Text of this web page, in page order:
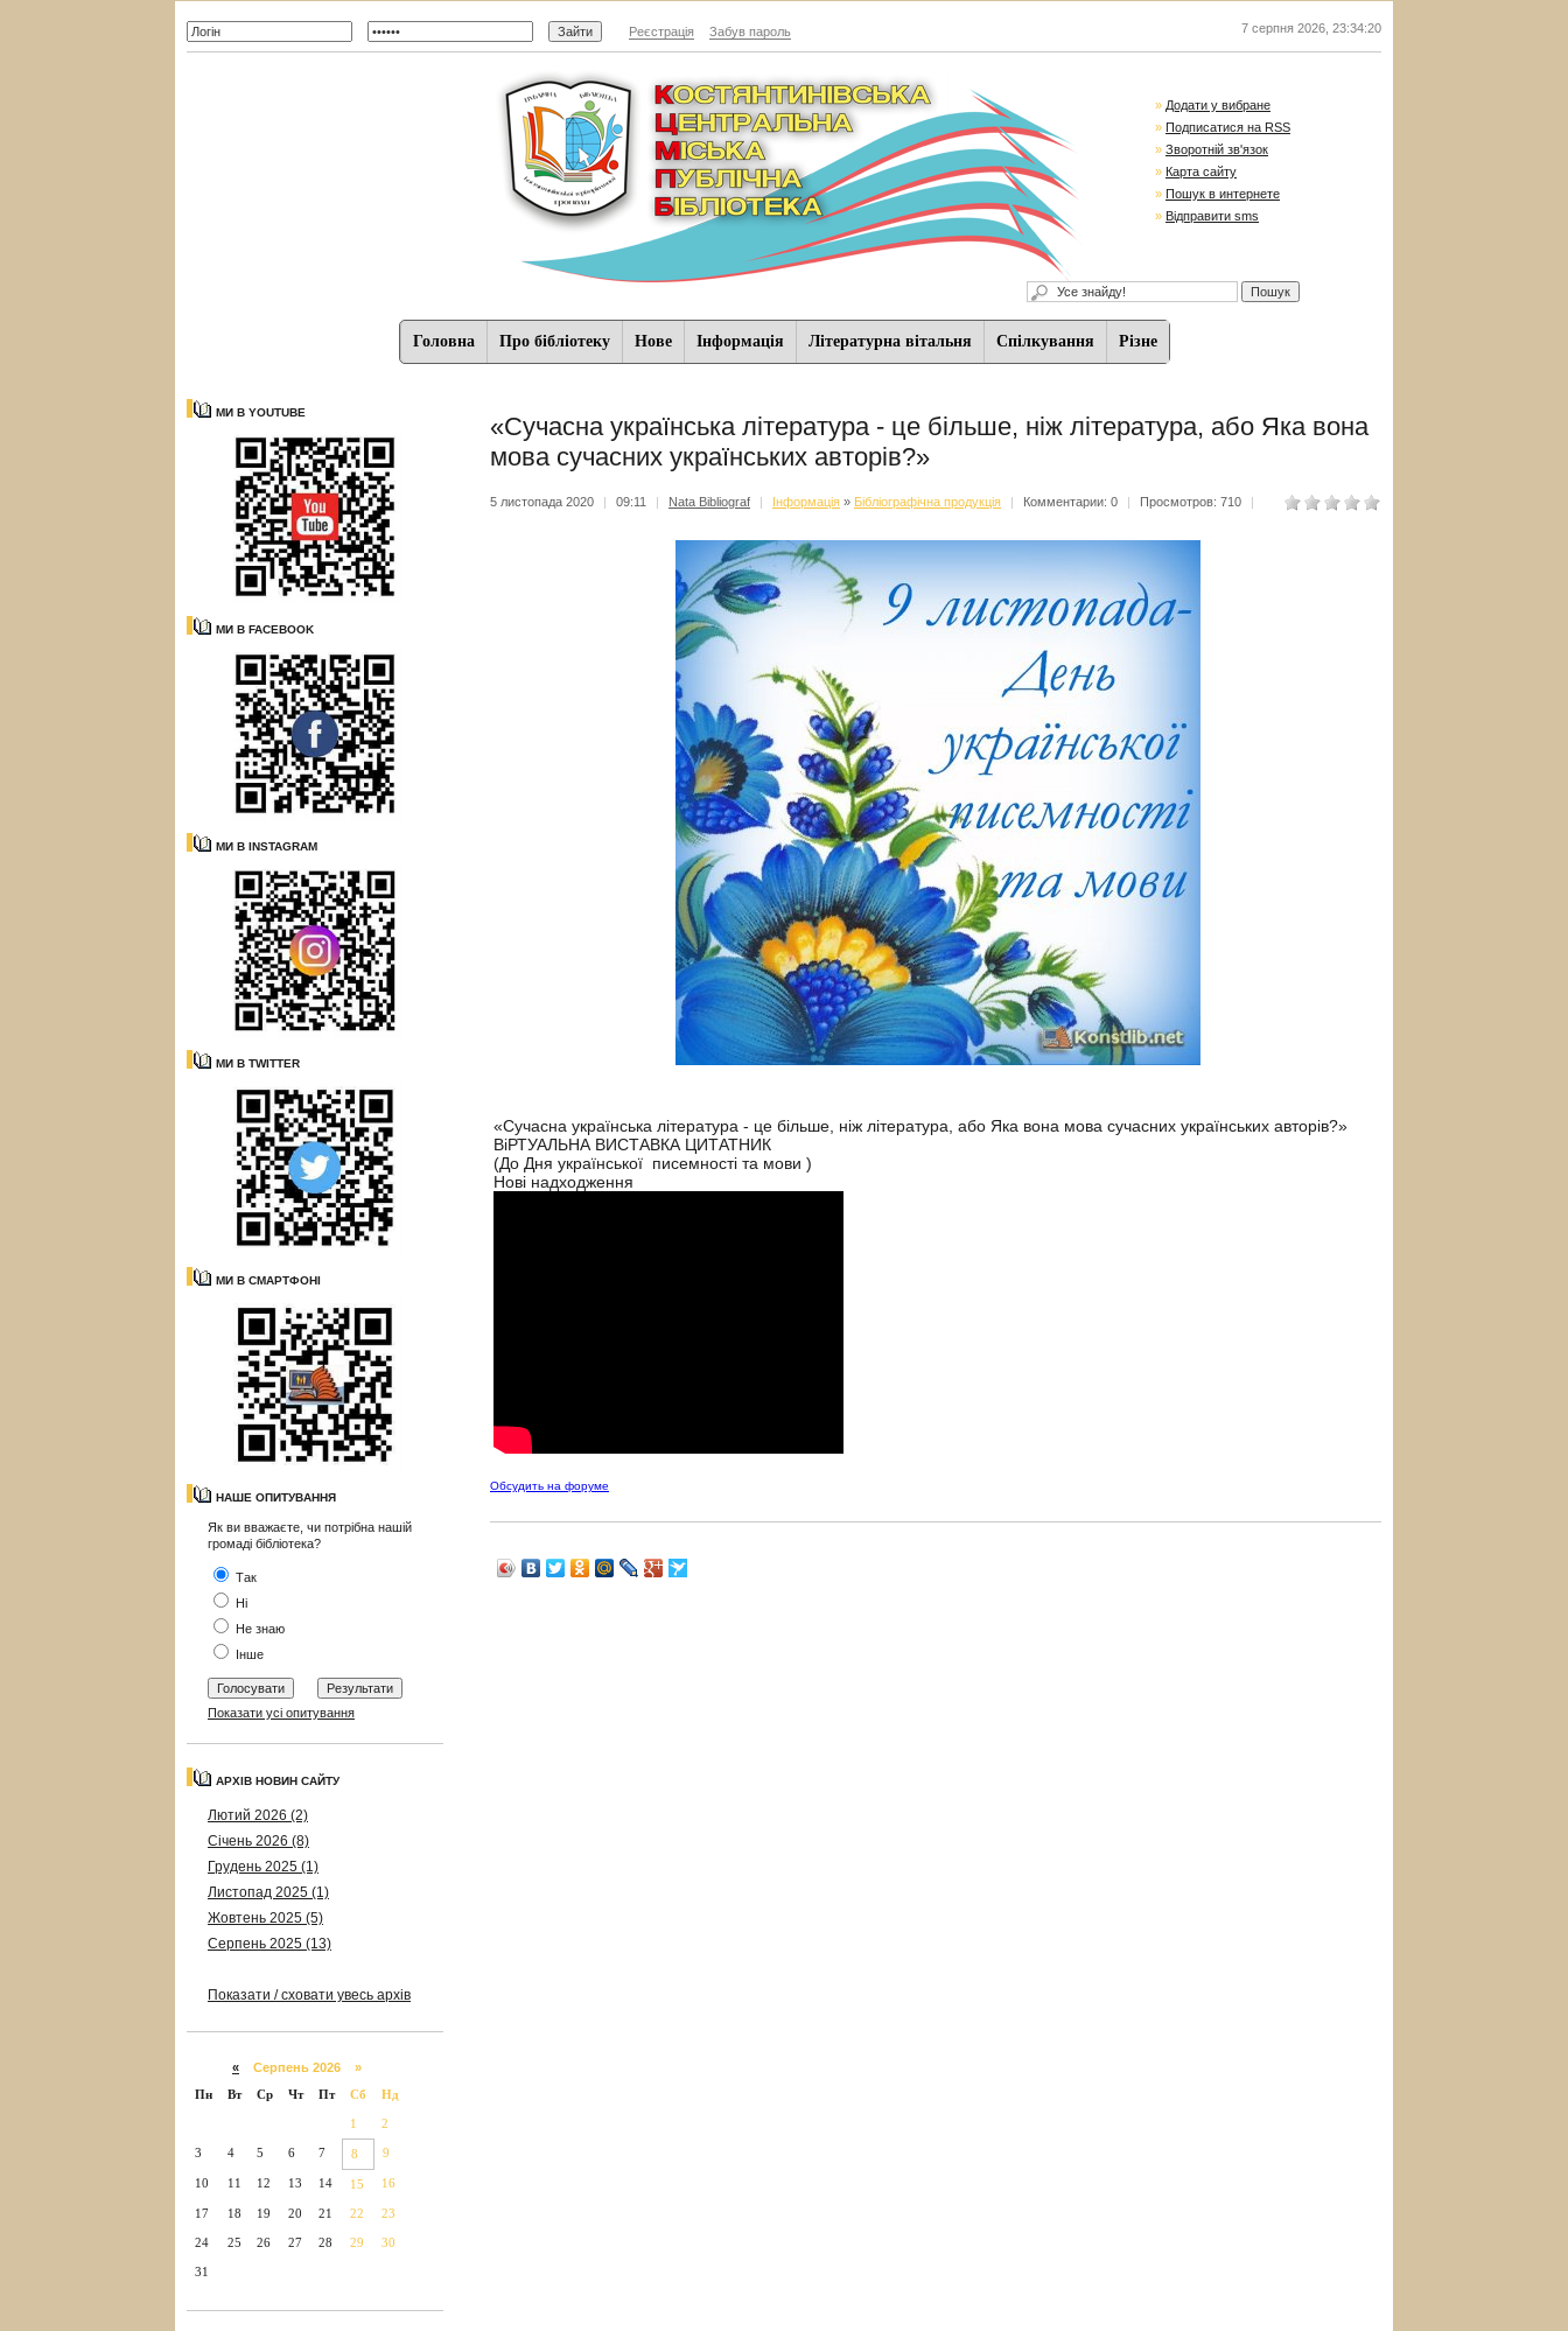
Реєстрація Забув пароль 7 серпня 2026 23:34:21
» Додати у вибране
» Подписатися на RSS
» Зворотній зв'язок
» Карта сайту
» Пошук в интернете
» Відправити sms
Головна Про бібліотеку Нове Iнформацiя Літературна вітальня Спiлкування Різне
МИ В YOUTUBE
МИ В FACEBOOK
МИ В INSTAGRAM
МИ В TWITTER
МИ В СМАРТФОНІ
НАШЕ ОПИТУВАННЯ
Як ви вважаєте, чи потрібна нашій
громаді бібліотека?
Так
Ні
Не знаю
Інше
Показати усі опитування
АРХІВ НОВИН САЙТУ
Лютий 2026 (2)
Січень 2026 (8)
Грудень 2025 (1)
Листопад 2025 (1)
Жовтень 2025 (5)
Серпень 2025 (13)
Показати / сховати увесь архів
« Серпень 2026 »
Пн
Вт Ср Чт Пт Сб Нд
1 2
3 4 5 6 7 8 9
10 11 12 13 14 15 16
17 18 19 20 21 22 23
24 25 26 27 28 29 30
31
«Сучасна українська література - це більше, ніж література, або Яка вона
мова сучасних українських авторів?»
5 листопада 2020 | 09:11 | Nata Bibliograf | Iнформацiя » Бібліографічна продукція | Комментарии: 0 | Просмотров: 710 |
«Сучасна українська література - це більше, ніж література, або Яка вона мова сучасних українських авторів?»
ВіРТУАЛЬНА ВИСТАВКА ЦИТАТНИК
(До Дня української писемності та мови )
Нові надходження
Обсудить на форуме